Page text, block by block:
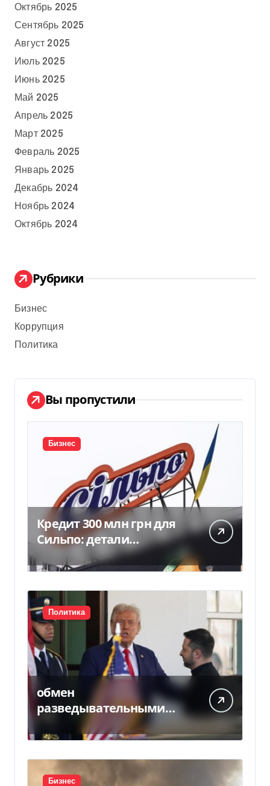
Октябрь 2025
Сентябрь 2025
Август 2025
Июль 2025
Июнь 2025
Май 2025
Апрель 2025
Март 2025
Февраль 2025
Январь 2025
Декабрь 2024
Ноябрь 2024
Октябрь 2024
Рубрики
Бизнес
Коррупция
Политика
Вы пропустили
Бизнес
Кредит 300 млн грн для
Сильпо: детали
соглашения с
Ощадбанком
Политика
обмен
разведывательными
данными между
Украиной и США
значительно вырос, —
Politico
Бизнес